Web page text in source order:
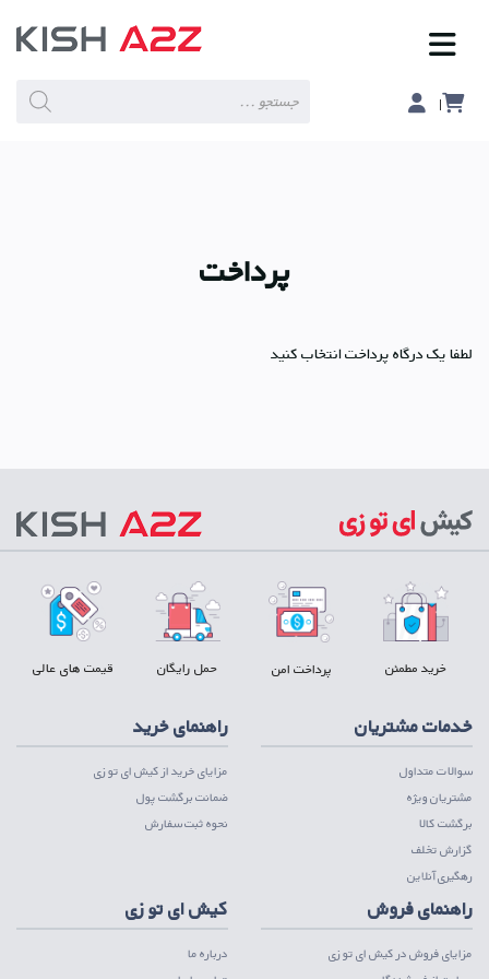
search
پرداخت
لطفا یک درگاه پرداخت انتخاب کنید
خرید مطمئن پرداخت امن حمل رایگان قیمت های عالی
خدمات مشتریان
سوالات متداول
مشتریان ویژه
برگشت کالا
گزارش تخلف
رهگیری آنلاین
راهنمای خرید
مزایای خرید از کیش ای تو زی
ضمانت برگشت پول
نحوه ثبت سفارش
راهنمای فروش
مزایای فروش در کیش ای تو زی
کیش ای تو زی
درباره ما